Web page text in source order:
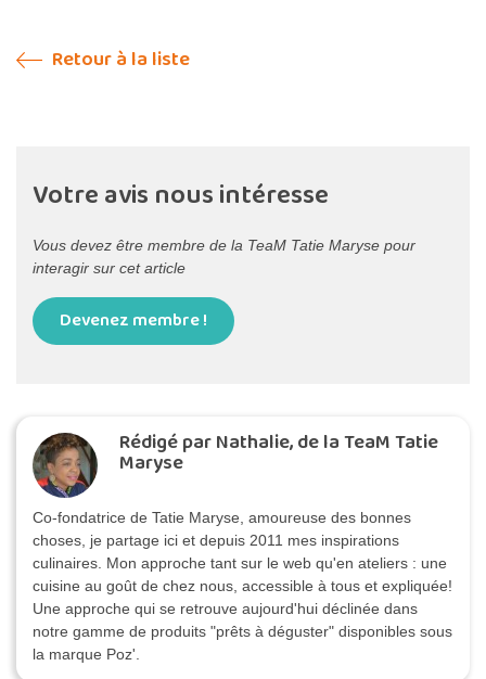
Retour à la liste
Votre avis nous intéresse
Vous devez être membre de la TeaM Tatie Maryse pour
interagir sur cet article
Devenez membre !
Rédigé par Nathalie, de la TeaM Tatie
Maryse
Co-fondatrice de Tatie Maryse, amoureuse des bonnes
choses, je partage ici et depuis 2011 mes inspirations
culinaires. Mon approche tant sur le web qu'en ateliers : une
cuisine au goût de chez nous, accessible à tous et expliquée!
Une approche qui se retrouve aujourd'hui déclinée dans
notre gamme de produits "prêts à déguster" disponibles sous
la marque Poz'.